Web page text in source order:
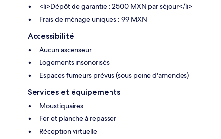
<li>Dépôt de garantie : 2500 MXN par séjour</li>
Frais de ménage uniques : 99 MXN
Accessibilité
Aucun ascenseur
Logements insonorisés
Espaces fumeurs prévus (sous peine d'amendes)
Services et équipements
Moustiquaires
Fer et planche à repasser
Réception virtuelle